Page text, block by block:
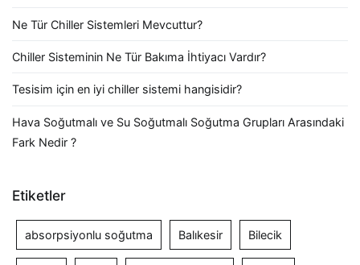
Ne Tür Chiller Sistemleri Mevcuttur?
Chiller Sisteminin Ne Tür Bakıma İhtiyacı Vardır?
Tesisim için en iyi chiller sistemi hangisidir?
Hava Soğutmalı ve Su Soğutmalı Soğutma Grupları Arasındaki
Fark Nedir ?
Etiketler
absorpsiyonlu soğutma Balıkesir Bilecik